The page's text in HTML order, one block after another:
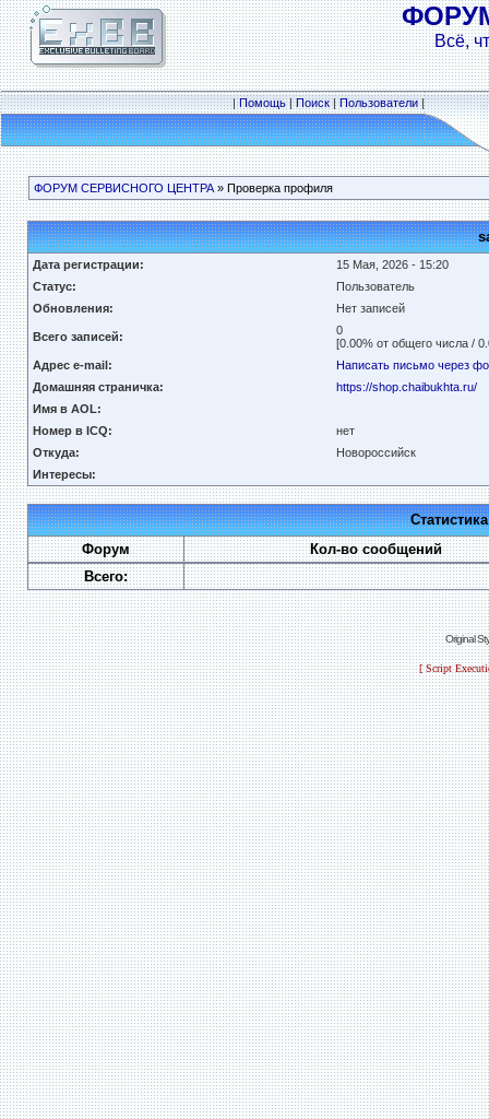
Всё,
|Помощь|Поиск|Пользователи|
ФОРУМ СЕРВИСНОГО ЦЕНТРА» Проверка профиля
Дата регистрации:
15 Мая, 2026 - 15:20
Статус:
Пользователь
Обновления:
Нет записей
Всего записей:
0
[0.00% от общего числа /
Адрес e-mail:
Написать письмо через
Домашняя страничка:
https://shop.chaibukhta.ru/
Имя в AOL:
Номер в ICQ:
нет
Откуда:
Новороссийск
Интересы:
Форум
Кол-во сообщений
Всего:
Original
[ Script